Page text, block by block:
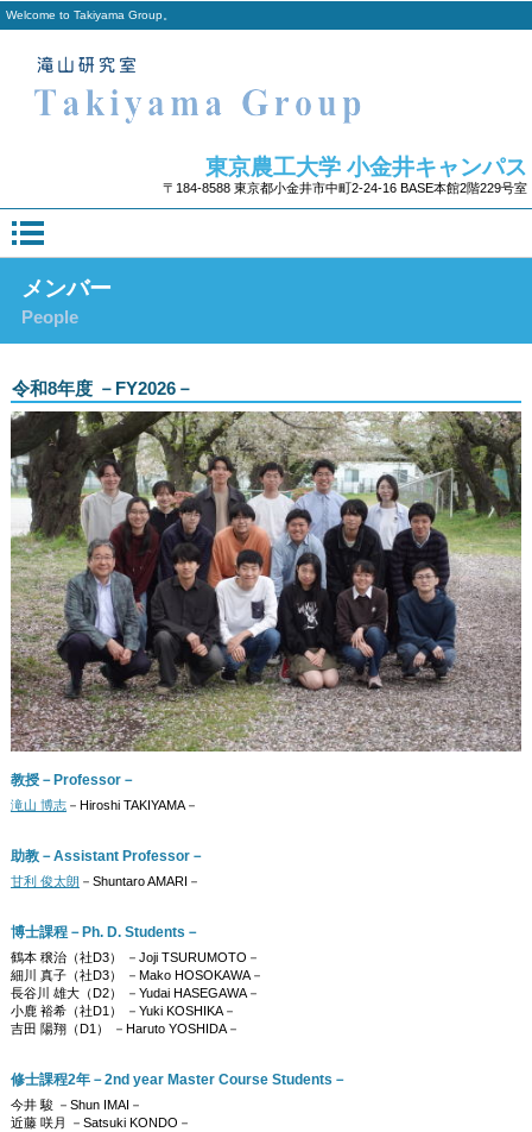
Welcome to Takiyama Group。
東京農工大学 小金井キャンパス
〒184-8588 東京都小金井市中町2-24-16 BASE本館2階229号室
メンバー
People
令和8年度 －FY2026－
教授－Professor－
滝山 博志－Hiroshi TAKIYAMA－
助教－Assistant Professor－
甘利 俊太朗 －Shuntaro AMARI－
博士課程－Ph. D. Students－
鶴本 穣治（社D3） －Joji TSURUMOTO－
細川 真子（社D3） －Mako HOSOKAWA－
長谷川 雄大（D2） －Yudai HASEGAWA－
小鹿 裕希（社D1） －Yuki KOSHIKA－
吉田 陽翔（D1） －Haruto YOSHIDA－
修士課程2年－2nd year Master Course Students－
今井 駿 －Shun IMAI－
近藤 咲月 －Satsuki KONDO－